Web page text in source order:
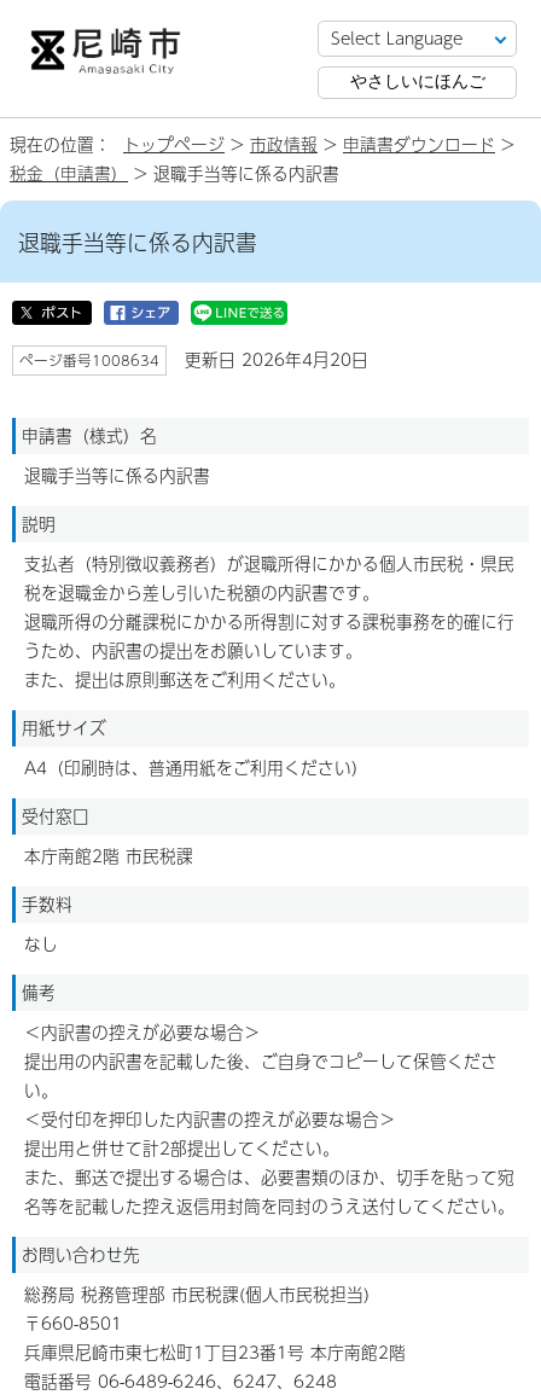
やさしいにほんご
現在の位置： トップページ > 市政情報 > 申請書ダウンロード >
税金（申請書）
> 退職手当等に係る内訳書
退職手当等に係る内訳書
ページ番号1008634 更新日 2026年4月20日
申請書（様式）名
退職手当等に係る内訳書
説明
支払者（特別徴収義務者）が退職所得にかかる個人市民税・県民
税を退職金から差し引いた税額の内訳書です。
退職所得の分離課税にかかる所得割に対する課税事務を的確に行
うため、内訳書の提出をお願いしています。
また、提出は原則郵送をご利用ください。
用紙サイズ
A4（印刷時は、普通用紙をご利用ください）
受付窓口
本庁南館2階 市民税課
手数料
なし
備考
＜内訳書の控えが必要な場合＞
提出用の内訳書を記載した後、ご自身でコピーして保管くださ
い。
＜受付印を押印した内訳書の控えが必要な場合＞
提出用と併せて計2部提出してください。
また、郵送で提出する場合は、必要書類のほか、切手を貼って宛
名等を記載した控え返信用封筒を同封のうえ送付してください。
お問い合わせ先
総務局 税務管理部 市民税課(個人市民税担当)
〒660-8501
兵庫県尼崎市東七松町1丁目23番1号 本庁南館2階
電話番号 06-6489-6246、6247、6248